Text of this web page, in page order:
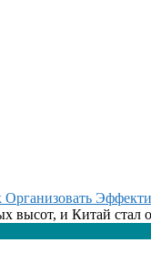
высот, и Китай стал